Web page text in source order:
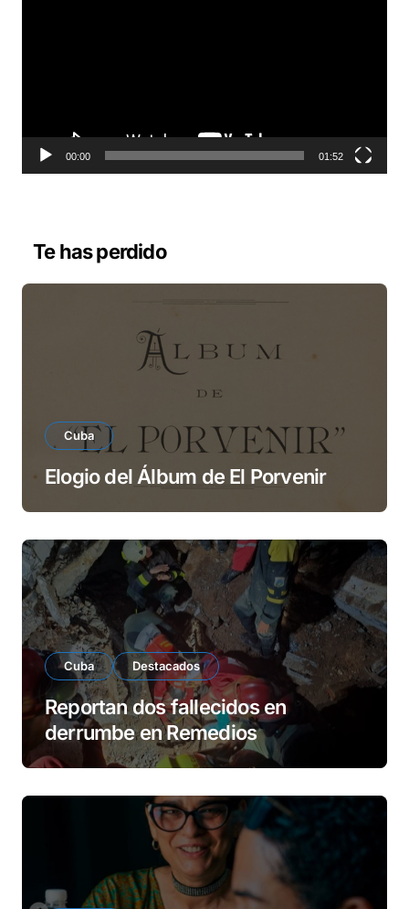
t
r
00:00 01:52
Te has perdido
Cuba
Elogio del Álbum de El Porvenir
Cuba Destacados
Reportan dos fallecidos en
derrumbe en Remedios